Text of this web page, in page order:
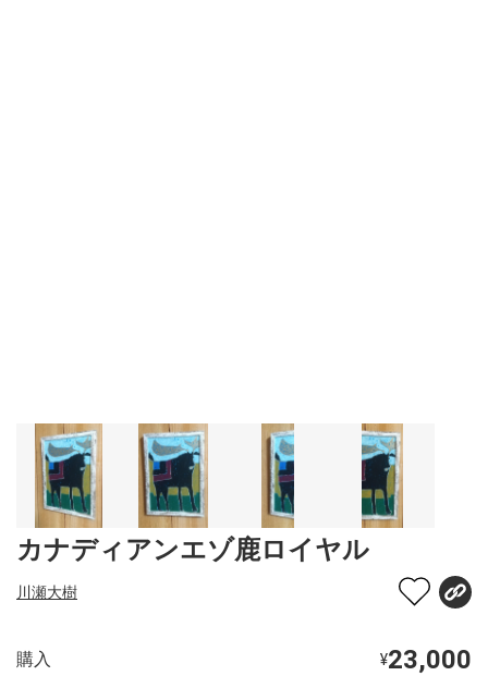
カナディアンエゾ鹿ロイヤル
川瀬大樹
購入 ¥23,000